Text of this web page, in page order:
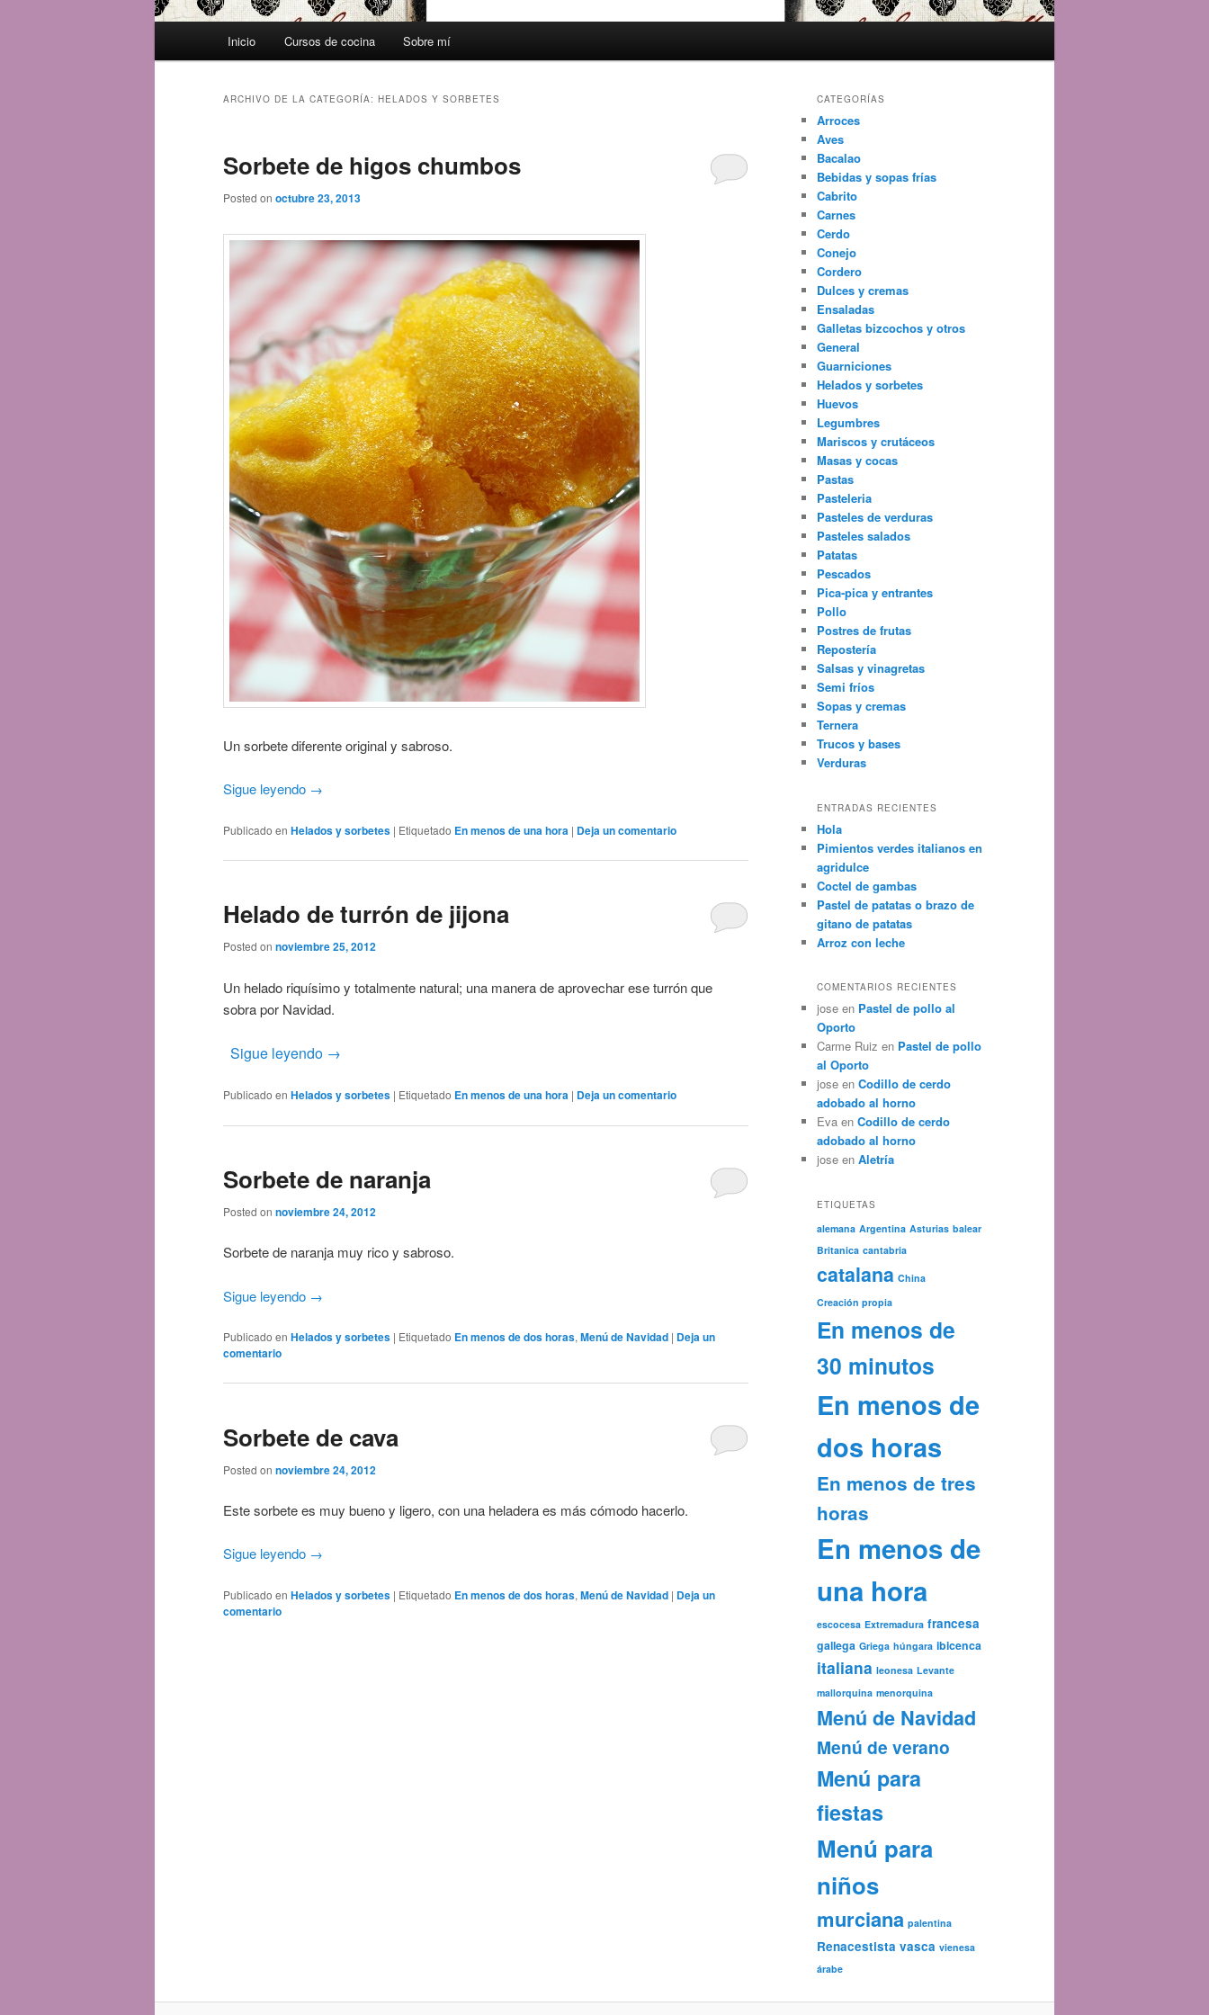
Inicio Cursos de cocina Sobre mí
ARCHIVO DE LA CATEGORÍA: HELADOS Y SORBETES
Sorbete de higos chumbos
Posted on octubre 23, 2013
Un sorbete diferente original y sabroso.
Sigue leyendo →
Publicado en Helados y sorbetes | Etiquetado En menos de una hora | Deja un comentario
Helado de turrón de jijona
Posted on noviembre 25, 2012
Un helado riquísimo y totalmente natural; una manera de aprovechar ese turrón que
sobra por Navidad.
Sigue leyendo →
Publicado en Helados y sorbetes | Etiquetado En menos de una hora | Deja un comentario
Sorbete de naranja
Posted on noviembre 24, 2012
Sorbete de naranja muy rico y sabroso.
Sigue leyendo →
Publicado en Helados y sorbetes | Etiquetado En menos de dos horas, Menú de Navidad | Deja un
comentario
Sorbete de cava
Posted on noviembre 24, 2012
Este sorbete es muy bueno y ligero, con una heladera es más cómodo hacerlo.
Sigue leyendo →
Publicado en Helados y sorbetes | Etiquetado En menos de dos horas, Menú de Navidad | Deja un
comentario
CATEGORÍAS
Arroces
Aves
Bacalao
Bebidas y sopas frías
Cabrito
Carnes
Cerdo
Conejo
Cordero
Dulces y cremas
Ensaladas
Galletas bizcochos y otros
General
Guarniciones
Helados y sorbetes
Huevos
Legumbres
Mariscos y crutáceos
Masas y cocas
Pastas
Pasteleria
Pasteles de verduras
Pasteles salados
Patatas
Pescados
Pica-pica y entrantes
Pollo
Postres de frutas
Repostería
Salsas y vinagretas
Semi fríos
Sopas y cremas
Ternera
Trucos y bases
Verduras
ENTRADAS RECIENTES
Hola
Pimientos verdes italianos en
agridulce
Coctel de gambas
Pastel de patatas o brazo de
gitano de patatas
Arroz con leche
COMENTARIOS RECIENTES
jose en Pastel de pollo al
Oporto
Carme Ruiz en Pastel de pollo
al Oporto
jose en Codillo de cerdo
adobado al horno
Eva en Codillo de cerdo
adobado al horno
jose en Aletría
ETIQUETAS
alemana Argentina Asturias balear
Britanica cantabria
catalana China
Creación propia
En menos de
30 minutos
En menos de
dos horas
En menos de tres
horas
En menos de
una hora
escocesa Extremadura francesa
gallega Griega húngara ibicenca
italiana leonesa Levante
mallorquina menorquina
Menú de Navidad
Menú de verano
Menú para
fiestas
Menú para
niños
murciana palentina
Renacestista vasca vienesa
árabe